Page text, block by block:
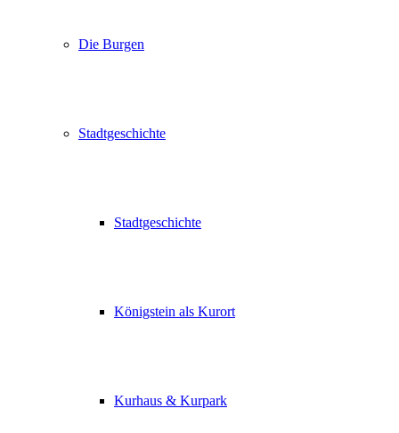
Die Burgen
Stadtgeschichte
Stadtgeschichte
Königstein als Kurort
Kurhaus & Kurpark